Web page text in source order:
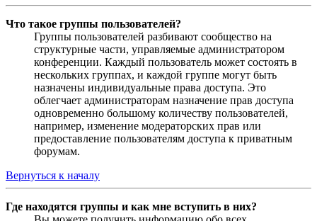
Что такое группы пользователей?
Группы пользователей разбивают сообщество на
структурные части, управляемые администратором
конференции. Каждый пользователь может состоять в
нескольких группах, и каждой группе могут быть
назначены индивидуальные права доступа. Это
облегчает администраторам назначение прав доступа
одновременно большому количеству пользователей,
например, изменение модераторских прав или
предоставление пользователям доступа к приватным
форумам.
Вернуться к началу
Где находятся группы и как мне вступить в них?